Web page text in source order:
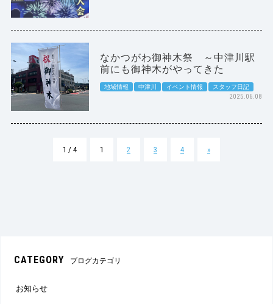
なかつがわ御神木祭 ～中津川駅
前にも御神木がやってきた
地域情報 中津川 イベント情報 スタッフ日記
2025.06.08
1 / 4 1 2 3 4 »
CATEGORY ブログカテゴリ
お知らせ